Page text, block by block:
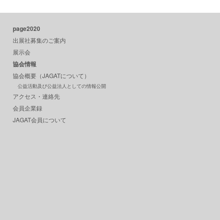
page2020
出展社募集のご案内
展示会
協会情報
協会概要（JAGATについて）
公益活動及び公益法人としての情報公開
アクセス・連絡先
会員企業録
JAGAT会員について